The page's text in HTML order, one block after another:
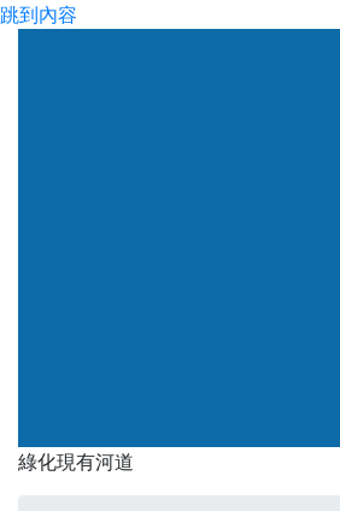
跳到內容
綠化現有河道